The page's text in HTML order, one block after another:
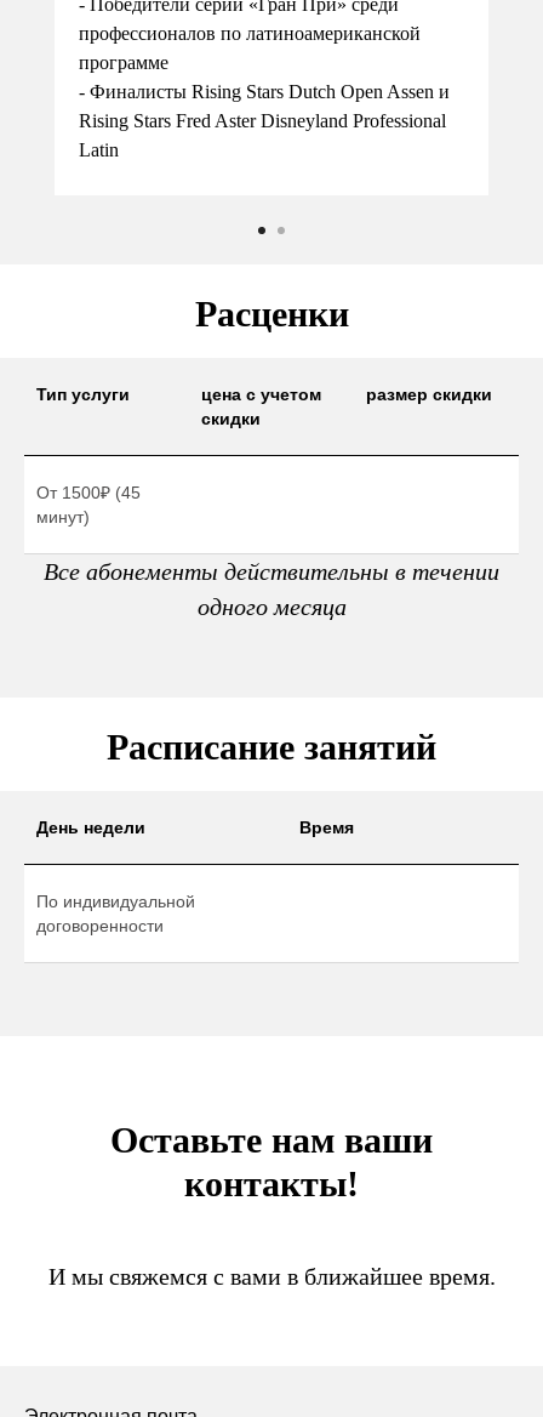
- Победители серии «Гран При» среди
профессионалов по латиноамериканской
программе
- Финалисты Rising Stars Dutch Open Assen и
Rising Stars Fred Aster Disneyland Professional
Latin
Расценки
Тип услуги
цена с учетом
скидки
размер скидки
От 1500₽ (45
минут)
Все абонементы действительны в течении
одного месяца
Расписание занятий
День недели Время
По индивидуальной
договоренности
Оставьте нам ваши
контакты!
И мы свяжемся с вами в ближайшее время.